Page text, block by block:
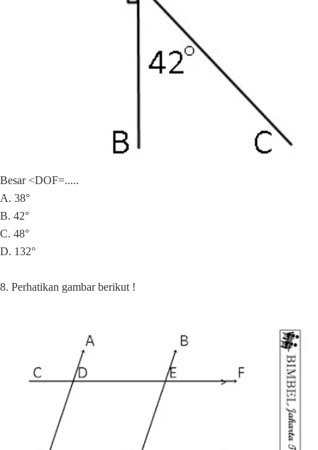
Besar <DOF=.....
A. 38°
B. 42°
C. 48°
D. 132°
8. Perhatikan gambar berikut !